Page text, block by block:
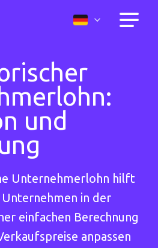
und
Unternehmerlohn hilft
in der
einfachen Berechnung
anpassen